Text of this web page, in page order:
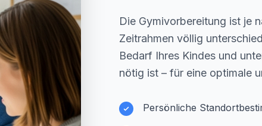
Die Gymivorbereitung ist je
Zeitrahmen völlig
Bedarf Ihres Kindes und
nötig ist – für eine optimale
Persönliche